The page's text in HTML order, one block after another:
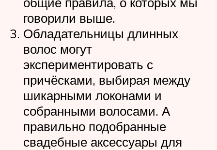
говорили выше.
Обладательницы длинных
волос могут
экспериментировать с
причёсками, выбирая между
шикарными локонами и
собранными волосами. А
правильно подобранные
свадебные аксессуары для